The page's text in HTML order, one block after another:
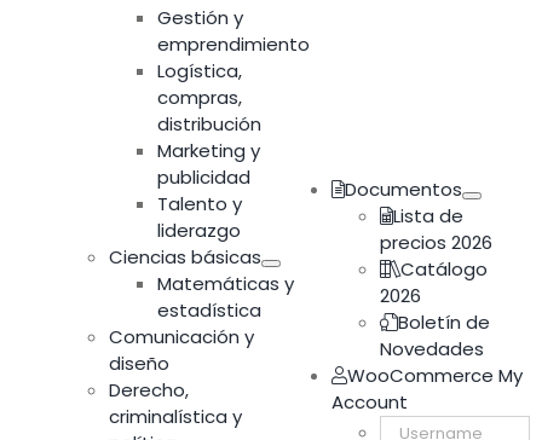
Gestión y
emprendimiento
Logística,
compras,
distribución
Marketing y
publicidad
Talento y
liderazgo
Ciencias básicas
Matemáticas y
estadística
Comunicación y
diseño
Derecho,
criminalística y
Documentos
Lista de
precios 2026
Catálogo
2026
Boletín de
Novedades
WooCommerce My
Account
Username: